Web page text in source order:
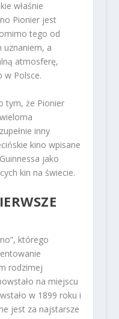
właśnie
Pionier jest
tego od
uznaniem, a
atmosferę,
w Polsce.
tym, że Pionier
inny
kino wpisane
jako
kin na świecie.
którego
rodzimej
na miejscu
w 1899 roku i
jest za najstarsze